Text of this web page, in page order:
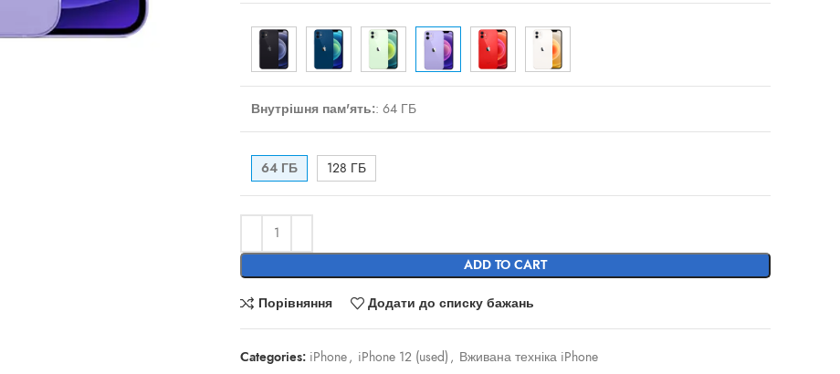
Внутрішня пам'ять:: 64 ГБ
64 ГБ 128 ГБ
ADD TO CART
Порівняння Додати до списку бажань
Categories: iPhone, iPhone 12 (used) , Вживана техніка iPhone